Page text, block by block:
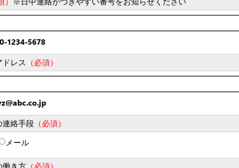
1234-5678
ドレス （必須）
連絡手段 （必須）
メール
働き方 （必須）